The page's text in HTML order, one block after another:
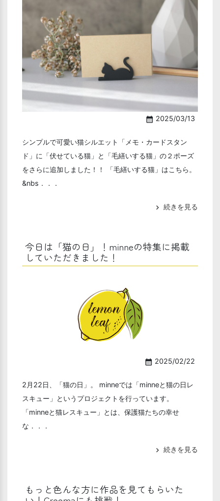
calendar_month 2025/03/13
シンプルで可愛い猫シルエット「メモ・カードスタン
ド」に「伏せている猫」と「毛繕いする猫」の２ポーズ
をさらに追加しました！！ 「毛繕いする猫」はこちら。
&nbs．．．
chevron_right 続きを見る
今日は「猫の日」！minneの特集に掲載
していただきました！
calendar_month 2025/02/22
2月22日、「猫の日」。 minneでは「minneと猫の日レ
スキュー」というプロジェクトを行っています。
「minneと猫レスキュー」とは、保護猫たちの幸せ
な．．．
chevron_right 続きを見る
もっと色んな方に作品を見てもらいた